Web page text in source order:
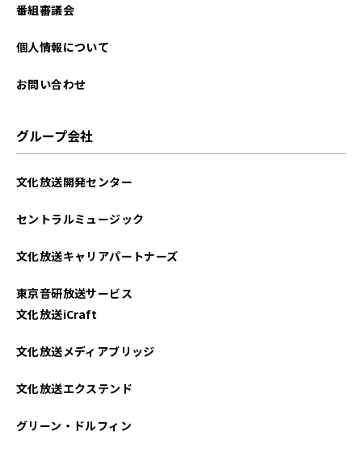
番組審議会
個人情報について
お問い合わせ
グループ会社
文化放送開発センター
セントラルミュージック
文化放送キャリアパートナーズ
東京音研放送サービス
文化放送iCraft
文化放送メディアブリッジ
文化放送エクステンド
グリーン・ドルフィン